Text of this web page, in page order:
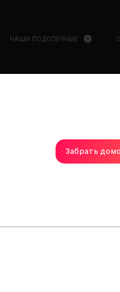
НАШИ ПОДОПЕЧНЫЕ
Забрать